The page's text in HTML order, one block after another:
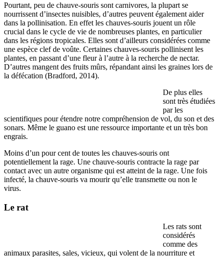
Pourtant, peu de chauve-souris sont carnivores, la plupart se
nourrissent d’insectes nuisibles, d’autres peuvent également aider
dans la pollinisation. En effet les chauves-souris jouent un rôle
crucial dans le cycle de vie de nombreuses plantes, en particulier
dans les régions tropicales. Elles sont d’ailleurs considérées comme
une espèce clef de voûte. Certaines chauves-souris pollinisent les
plantes, en passant d’une fleur à l’autre à la recherche de nectar.
D’autres mangent des fruits mûrs, répandant ainsi les graines lors de
la défécation (Bradford, 2014).
De plus elles
sont très étudiées
par les
scientifiques pour étendre notre compréhension de vol, du son et des
sonars. Même le guano est une ressource importante et un très bon
engrais.
Moins d’un pour cent de toutes les chauves-souris ont
potentiellement la rage. Une chauve-souris contracte la rage par
contact avec un autre organisme qui est atteint de la rage. Une fois
infecté, la chauve-souris va mourir qu’elle transmette ou non le
virus.
Le rat
Les rats sont
considérés
comme des
animaux parasites, sales, vicieux, qui volent de la nourriture et